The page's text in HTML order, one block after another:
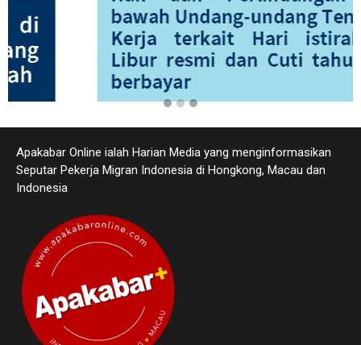
Apakabar Online ialah Harian Media yang menginformasikan
Seputar Pekerja Migran Indonesia di Hongkong, Macau dan
Indonesia